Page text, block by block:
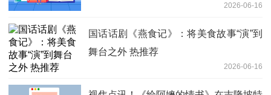
2026-06-16
国话话剧《燕食记》：将美食故事“演”到
舞台之外 热推荐
2026-06-16